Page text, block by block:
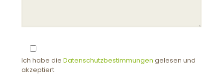
Ich habe die Datenschutzbestimmungen gelesen und
akzeptiert.